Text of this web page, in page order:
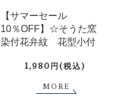
【サマーセール
10％OFF】☆そうた窯
染付花弁紋 花型小付
1,980円(税込)
MORE